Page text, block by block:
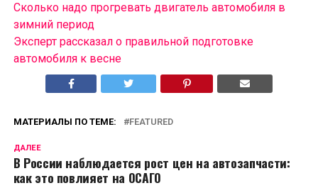
Сколько надо прогревать двигатель автомобиля в
зимний период
Эксперт рассказал о правильной подготовке
автомобиля к весне
МАТЕРИАЛЫ ПО ТЕМЕ: FEATURED
ДАЛЕЕ
В России наблюдается рост цен на автозапчасти:
как это повлияет на ОСАГО